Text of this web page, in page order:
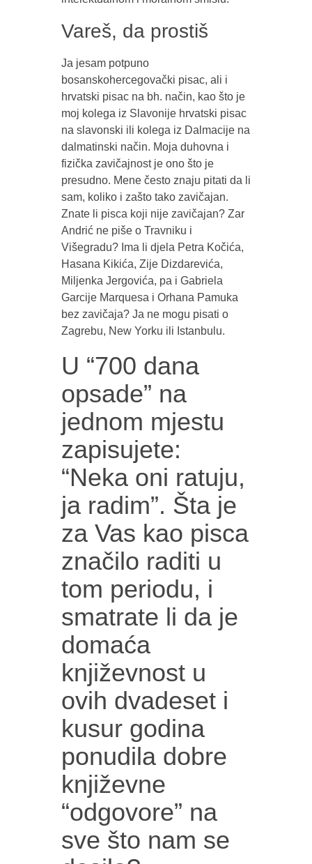
Vareš, da prostiš
Ja jesam potpuno
bosanskohercegovački pisac, ali i
hrvatski pisac na bh. način, kao što je
moj kolega iz Slavonije hrvatski pisac
na slavonski ili kolega iz Dalmacije na
dalmatinski način. Moja duhovna i
fizička zavičajnost je ono što je
presudno. Mene često znaju pitati da li
sam, koliko i zašto tako zavičajan.
Znate li pisca koji nije zavičajan? Zar
Andrić ne piše o Travniku i
Višegradu? Ima li djela Petra Kočića,
Hasana Kikića, Zije Dizdarevića,
Miljenka Jergovića, pa i Gabriela
Garcije Marquesa i Orhana Pamuka
bez zavičaja? Ja ne mogu pisati o
Zagrebu, New Yorku ili Istanbulu.
U “700 dana
opsade” na
jednom mjestu
zapisujete:
“Neka oni ratuju,
ja radim”. Šta je
za Vas kao pisca
značilo raditi u
tom periodu, i
smatrate li da je
domaća
književnost u
ovih dvadeset i
kusur godina
ponudila dobre
književne
“odgovore” na
sve što nam se